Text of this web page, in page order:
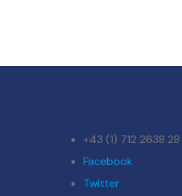
+43 (1) 712 2638 28
Facebook
Twitter